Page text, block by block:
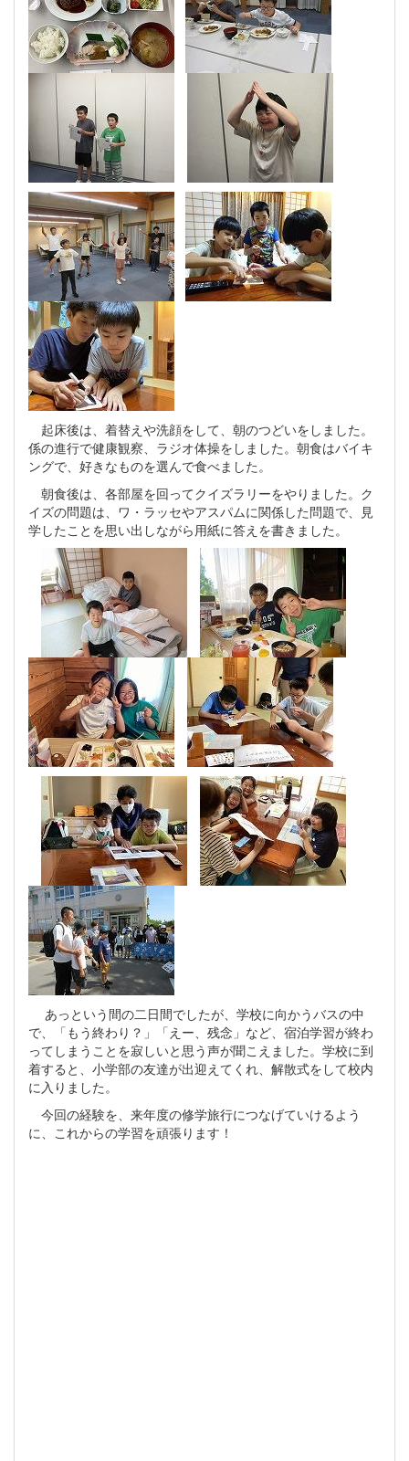
起床後は、着替えや洗顔をして、朝のつどいをしました。
係の進行で健康観察、ラジオ体操をしました。朝食はバイキ
ングで、好きなものを選んで食べました。
朝食後は、各部屋を回ってクイズラリーをやりました。ク
イズの問題は、ワ・ラッセやアスパムに関係した問題で、見
学したことを思い出しながら用紙に答えを書きました。
あっという間の二日間でしたが、学校に向かうバスの中
で、「もう終わり？」「えー、残念」など、宿泊学習が終わ
ってしまうことを寂しいと思う声が聞こえました。学校に到
着すると、小学部の友達が出迎えてくれ、解散式をして校内
に入りました。
今回の経験を、来年度の修学旅行につなげていけるよう
に、これからの学習を頑張ります！